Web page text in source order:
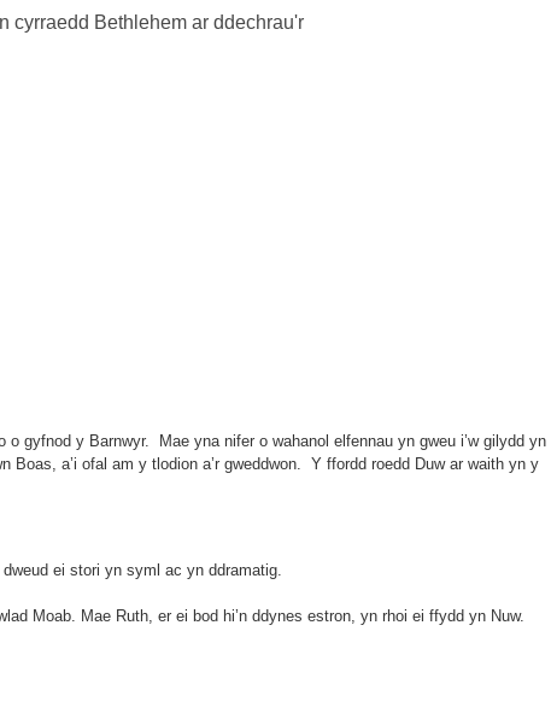
cyrraedd Bethlehem ar ddechrau'r
o gyfnod y Barnwyr. Mae yna nifer o wahanol elfennau yn gweu i’w gilydd yn
a’i ofal am y tlodion a’r gweddwon. Y ffordd roedd Duw ar waith yn y
ei stori yn syml ac yn ddramatig.
Moab. Mae Ruth, er ei bod hi’n ddynes estron, yn rhoi ei ffydd yn Nuw.